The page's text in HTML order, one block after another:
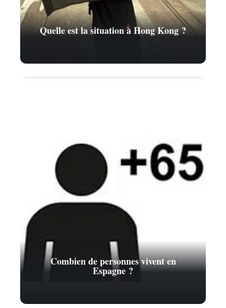
Quelle est la situation à Hong Kong ?
Combien de personnes vivent en
Espagne ?